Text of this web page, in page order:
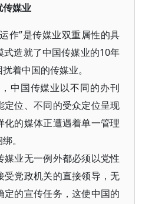
传媒业
作”是传媒业双重属性的具
造就了中国传媒业的10年
着中国的传媒业。
中国传媒业以不同的办刊
定位、不同的受众定位呈现
化的媒体正遭遇着单一管理
。
业无一例外都必须以党性
受党政机关的直接领导，无
的宣传任务，这使中国的